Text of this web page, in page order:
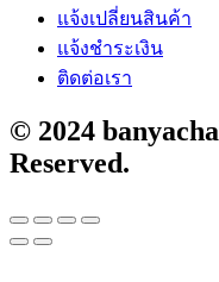
แจ้งเปลี่ยนสินค้า
แจ้งชำระเงิน
ติดต่อเรา
© 2024
Reserved.